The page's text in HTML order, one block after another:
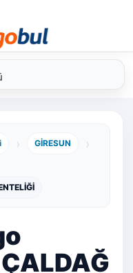
› GİRESUN ›